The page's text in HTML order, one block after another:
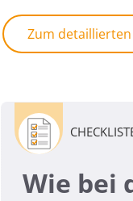
Zum
Wie bei